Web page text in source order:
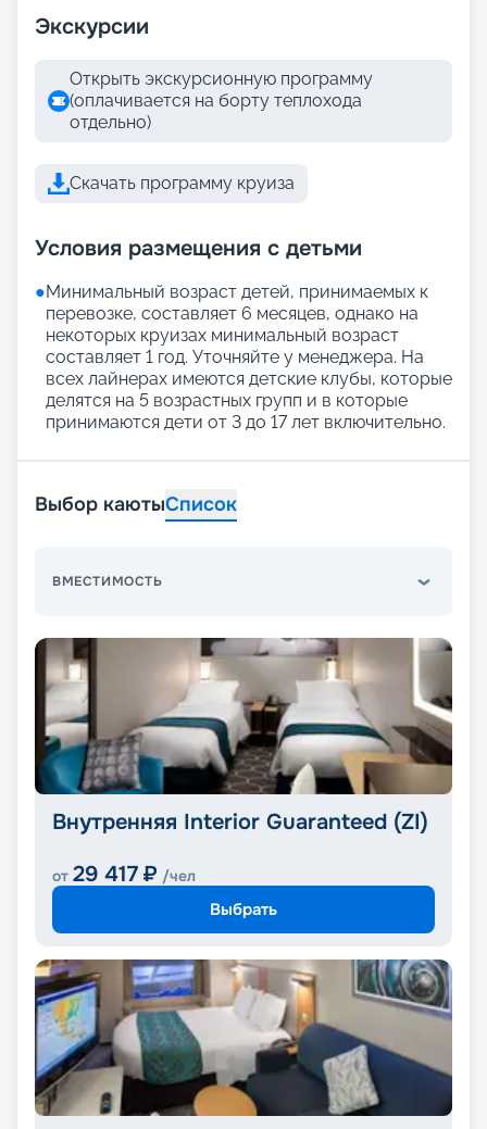
Экскурсии
Открыть экскурсионную программу
(оплачивается на борту теплохода
отдельно)
Скачать программу круиза
Условия размещения с детьми
●Минимальный возраст детей, принимаемых к
перевозке, составляет 6 месяцев, однако на
некоторых круизах минимальный возраст
составляет 1 год. Уточняйте у менеджера. На
всех лайнерах имеются детские клубы, которые
делятся на 5 возрастных групп и в которые
принимаются дети от 3 до 17 лет включительно.
Выбор каютыСписок
ВМЕСТИМОСТЬ
Внутренняя Interior Guaranteed (ZI)
от 29 417 ₽ /чел
Выбрать